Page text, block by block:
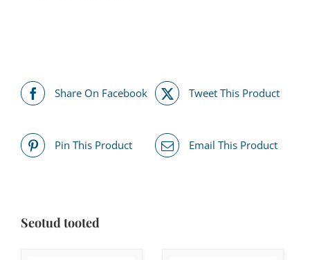
Share On Facebook Tweet This Product
Pin This Product Email This Product
Seotud tooted